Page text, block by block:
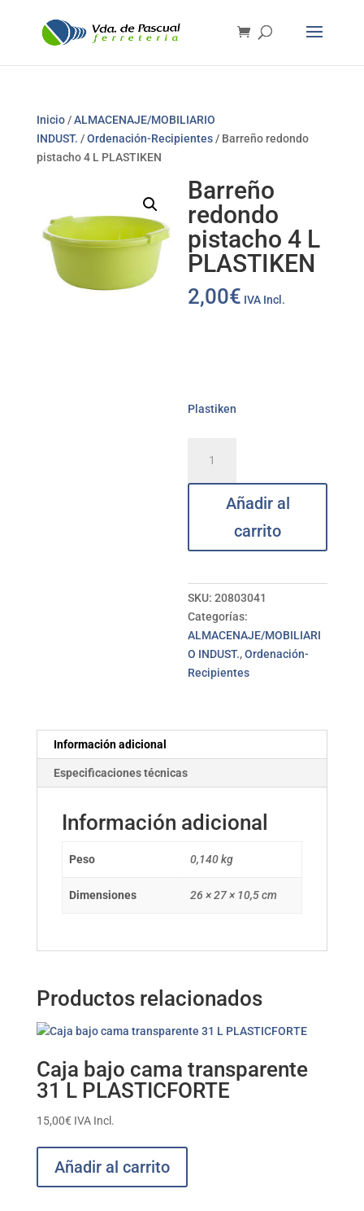
Inicio/ALMACENAJE/MOBILIARIO
INDUST. /Ordenación-Recipientes/ Barreño redondo
pistacho 4 L PLASTIKEN
Barreño
redondo
pistacho 4 L
PLASTIKEN
2,00€ IVA Incl.
Plastiken
redondo
pistacho
PLASTIKEN
Añadir al
carrito
SKU:20803041
Categorías:
ALMACENAJE/MOBILIARI
O INDUST.,Ordenación-
Recipientes
Información adicional
Especificaciones técnicas
Información adicional
Peso 0,140 kg
Dimensiones 26 × 27 × 10,5 cm
Productos relacionados
Caja bajo cama transparente
31 L PLASTICFORTE
15,00€ IVA Incl.
Añadir al carrito